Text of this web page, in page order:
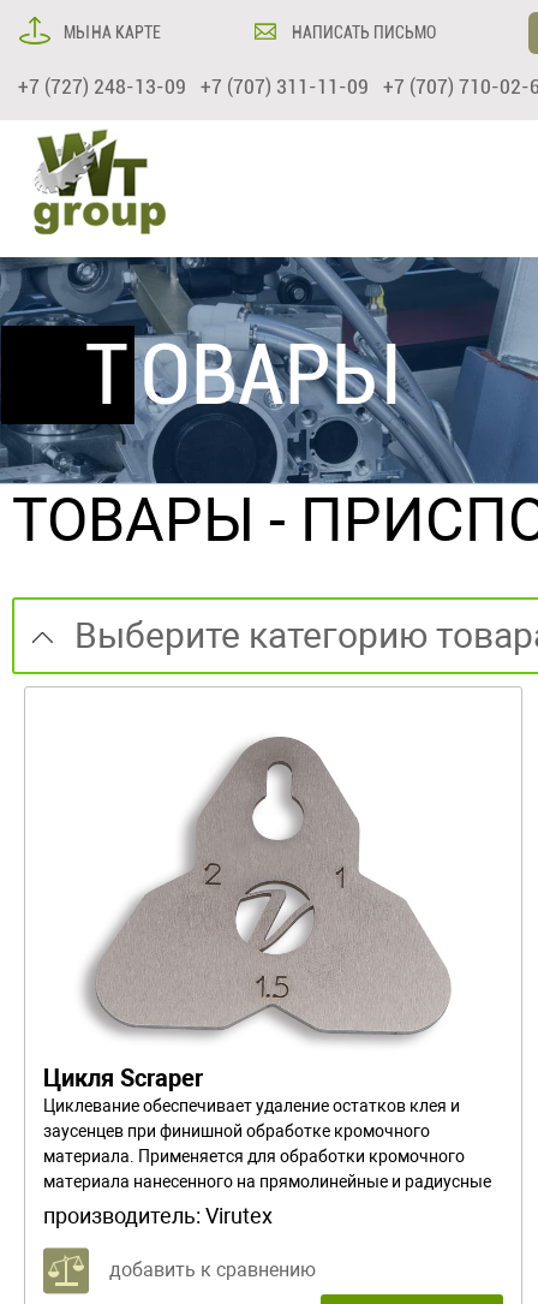
МЫ НА КАРТЕ НАПИСАТЬ ПИСЬМО
+7 (727) 248-13-09 +7 (707) 311-11-09 +7 (707) 710-02-
ТОВАРЫ
ТОВАРЫ -
Выберите категорию
Цикля Scraper
Циклевание обеспечивает удаление остатков клея и
заусенцев при финишной обработке кромочного
материала. Применяется для обработки кромочного
материала нанесенного на прямолинейные и радиусные
детали при толщине кромочного материала 1, 1.5 или 2
мм. Цикля изготовлена из качественной высокопрочной
стали и имеет износостойкие режущие кромки.
Специальная обработка поверхности препятствует
производитель: Virutex
добавить к сравнению